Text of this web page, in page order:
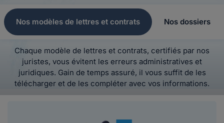
Nos modèles de lettres et contrats Nos dossiers
Chaque modèle de lettres et contrats, certifiés par nos
juristes, vous évitent les erreurs administratives et
juridiques. Gain de temps assuré, il vous suffit de les
télécharger et de les compléter avec vos informations.